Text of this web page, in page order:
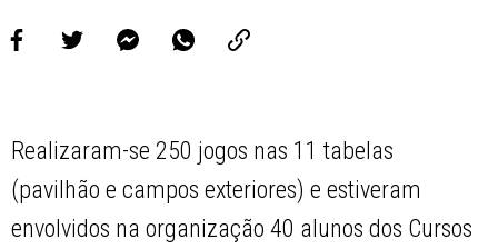
Realizaram-se 250 jogos nas 11 tabelas
(pavilhão e campos exteriores) e estiveram
envolvidos na organização 40 alunos dos Cursos